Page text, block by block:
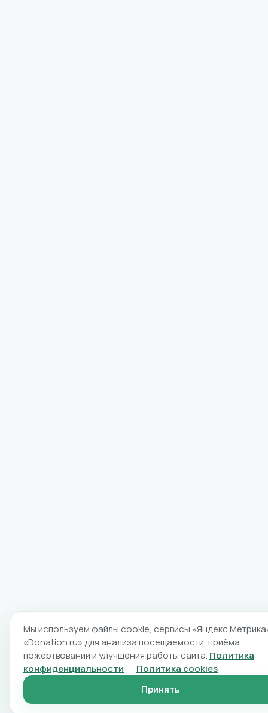
Мы используем файлы cookie, сервисы
«Donation.ru» для анализа посещаемости, приёма
пожертвований и улучшения работы сайта. Политика
конфиденциальности · Политика cookies
Принять